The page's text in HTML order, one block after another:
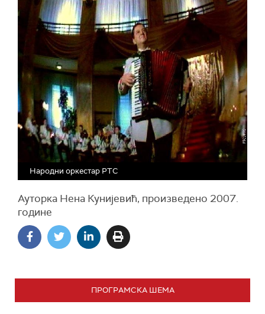
Народни оркестар РТС
Ауторка Нена Кунијевић, произведено 2007.
године
ПРОГРАМСКА ШЕМА